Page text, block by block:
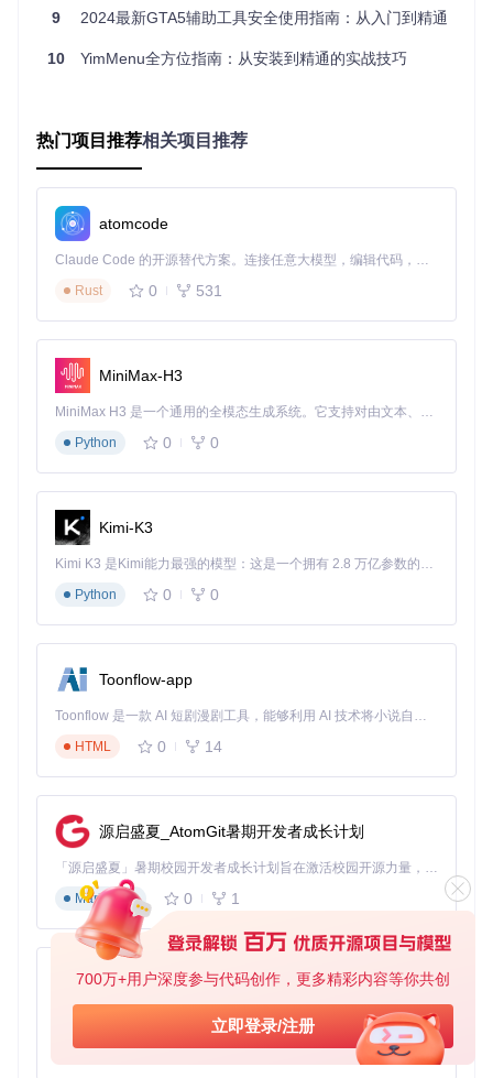
700万+用户深度参与代码创作，更多精彩内容等你共创
立即登录/注册
显示网络连接状态与安全等级
显示警告与提示信息
[!WARNING] 专家提示：界面响应延迟超过2秒时，可能是
功能冲突或内存资源不足，建议关闭部分功能。
一阶任务：基础部署与配置
目标：完成YimMenu的正确安装与基础配置
：GTA5游戏（最新版本）、管理员权限、Visual C++运
行时库
验证游戏完整性（Steam/Epic平台自带验证功能）
安装必要依赖：Microsoft Visual C++ 2019 Redistribut
able
获取与部署
cd
手）：使用预编译版本，直接运行YimMenuInjecto
r.exe
d进行源码编译
首次启动验证
先启动GTA5并进入游戏主界面
运行注入程序：YimMenuInjector.exe
等待系统通知"YimMenu已成功加载"
按Insert键呼出菜单，验证界面显示正常
：成功呼出菜单，能正常浏览各功能分类
9 2024最新GTA5辅助工具安全使用指南：从入门到精通
10 YimMenu全方位指南：从安装到精通的实战技巧
热门项目推荐相关项目推荐
atomcode
Claude Code 的开源替代方案。连接任意大模型，编辑代码，运行命令，自动验证 — 全自动执行。用 Rust 构建，极致性能。 ｜ An open-source alternative to Claude Code. Connect any LLM, edit code, run commands, and verify changes — autonomously. Built in Rust for speed. Get Started
Rust
0 531
MiniMax-H3
MiniMax H3 是一个通用的全模态生成系统。它支持对由文本、图像、视频和音频组成的多模态上下文进行统一理解，并能生成分辨率高达 2K、时长可达 15 秒的带原生立体声音频的视频。得益于面向任务泛化的系统设计，H3 在预训练阶段就已具备广泛的多模态上下文理解与生成能力，能够出色地执行复杂的多模态指令。
Python
0 0
Kimi-K3
Kimi K3 是Kimi能力最强的模型：这是一个拥有 2.8 万亿参数的混合专家（MoE）模型，具备原生视觉理解能力，并支持 100 万 token 的上下文窗口。
Python
0 0
Toonflow-app
Toonflow 是一款 AI 短剧漫剧工具，能够利用 AI 技术将小说自动转化为剧本，并结合 AI 生成的图片和视频，实现高效的短剧创作。借助 Toonflow，可以轻松完成从文字到影像的全流程，让短剧制作变得更加智能与便捷。
HTML
0 14
源启盛夏_AtomGit暑期开发者成长计划
「源启盛夏」暑期校园开发者成长计划旨在激活校园开源力量，通过积分激励、认证扶持、资源倾斜等形式，引导高校组织和开发者完成「入驻 — 建项目 — 做贡献 — 获认证 — 得资源」的完整闭环。无论你是想带领社团入驻平台的组织者，还是希望用代码贡献证明自己的开发者，都能在这里找到属于你的成长路径。
Markdown
0 1
AionUi
免费、本地、开源的 24/7 全天候 Cowork 应用，以及适用于 Gemini CLI、Claude Code、Codex、OpenCode、Qwen Code、Goose CLI、Auggie 等的 OpenClaw | 🌟 喜欢就点star吧
TypeScript
0 6